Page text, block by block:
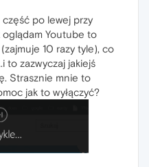
po lewej przy
oglądam Youtube to
10 razy tyle), co
to zazwyczaj jakiejś
Strasznie mnie to
jak to wyłączyć?